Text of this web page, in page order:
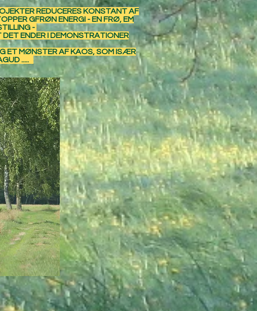
REDUCERES KONSTANT AF
GFRØN ENERGI - EN FRØ, EM
-
DET ENDER I DEMONSTRATIONER
ET MØNSTER AF KAOS, SOM ISÆR
.....